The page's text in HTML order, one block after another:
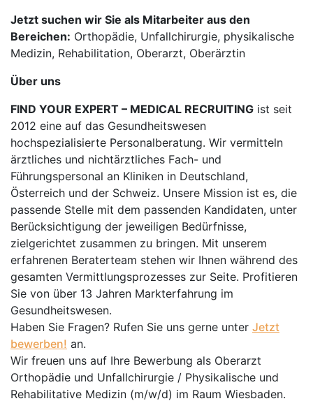
Jetzt suchen wir Sie als Mitarbeiter aus den
Bereichen: Orthopädie, Unfallchirurgie, physikalische
Medizin, Rehabilitation, Oberarzt, Oberärztin
Über uns
FIND YOUR EXPERT – MEDICAL RECRUITING ist seit
2012 eine auf das Gesundheitswesen
hochspezialisierte Personalberatung. Wir vermitteln
ärztliches und nichtärztliches Fach- und
Führungspersonal an Kliniken in Deutschland,
Österreich und der Schweiz. Unsere Mission ist es, die
passende Stelle mit dem passenden Kandidaten, unter
Berücksichtigung der jeweiligen Bedürfnisse,
zielgerichtet zusammen zu bringen. Mit unserem
erfahrenen Beraterteam stehen wir Ihnen während des
gesamten Vermittlungsprozesses zur Seite. Profitieren
Sie von über 13 Jahren Markterfahrung im
Gesundheitswesen.
Haben Sie Fragen? Rufen Sie uns gerne unter Jetzt
bewerben! an.
Wir freuen uns auf Ihre Bewerbung als Oberarzt
Orthopädie und Unfallchirurgie / Physikalische und
Rehabilitative Medizin (m/w/d) im Raum Wiesbaden.